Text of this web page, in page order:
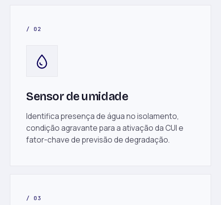
/ 02
Sensor de umidade
Identifica presença de água no isolamento,
condição agravante para a ativação da CUI e
fator-chave de previsão de degradação.
/ 03